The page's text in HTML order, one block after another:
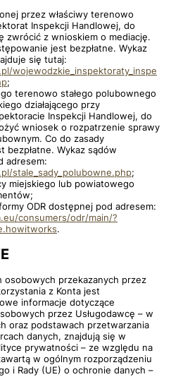
przez właściwy terenowo
Inspekcji Handlowej, do
zwrócić z wnioskiem o mediację.
jest bezpłatne. Wykaz
się tutaj:
wojewodzkie_inspektoraty_inspe
;
terenowo stałego polubownego
działającego przy
Inspekcji Handlowej, do
wniosek o rozpatrzenie sprawy
Co do zasady
bezpłatne. Wykaz sądów
adresem:
stale_sady_polubowne.php;
miejskiego lub powiatowego
ODR dostępnej pod adresem:
consumers/odr/main/?
.
osobowych przekazanych przez
z Konta jest
informacje dotyczące
przez Usługodawcę – w
oraz podstawach przetwarzania
danych, znajdują się w
prywatności – ze względu na
w ogólnym rozporządzeniu
i Rady (UE) o ochronie danych –